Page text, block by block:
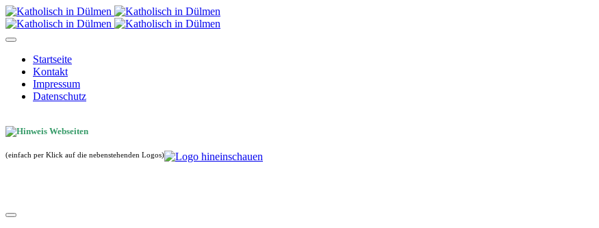
Startseite
Kontakt
Impressum
Datenschutz
(einfach per Klick auf die nebenstehenden Logos)